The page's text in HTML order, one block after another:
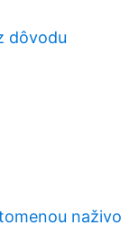
dôvodu
naživo